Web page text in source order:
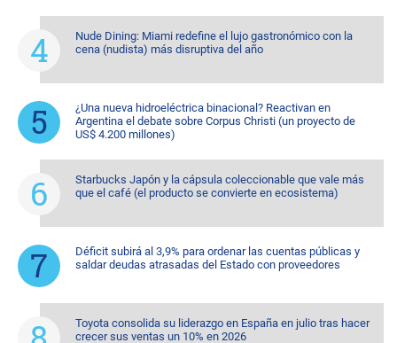
Nude Dining: Miami redefine el lujo gastronómico con la
cena (nudista) más disruptiva del año
¿Una nueva hidroeléctrica binacional? Reactivan en
Argentina el debate sobre Corpus Christi (un proyecto de
US$ 4.200 millones)
Starbucks Japón y la cápsula coleccionable que vale más
que el café (el producto se convierte en ecosistema)
Déficit subirá al 3,9% para ordenar las cuentas públicas y
saldar deudas atrasadas del Estado con proveedores
Toyota consolida su liderazgo en España en julio tras hacer
crecer sus ventas un 10% en 2026